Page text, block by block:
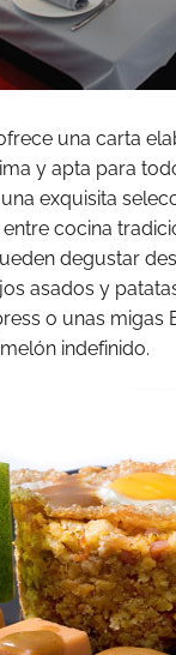
una carta
y apta para
exquisita
cocina
degustar
asados y
o unas migas
indefinido.